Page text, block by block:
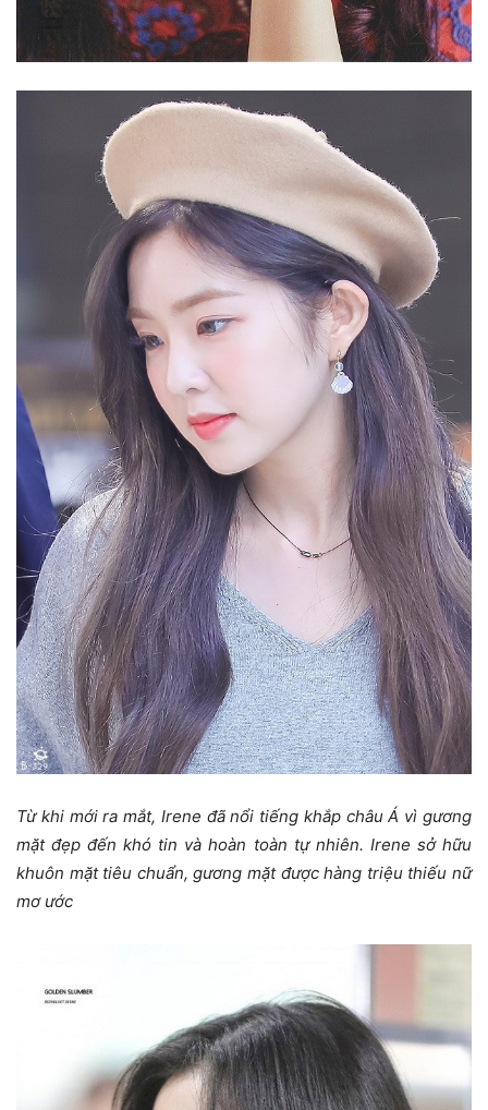
Từ khi mới ra mắt, Irene đã nổi tiếng khắp châu Á vì gương
mặt đẹp đến khó tin và hoàn toàn tự nhiên. Irene sở hữu
khuôn mặt tiêu chuẩn, gương mặt được hàng triệu thiếu nữ
mơ ước